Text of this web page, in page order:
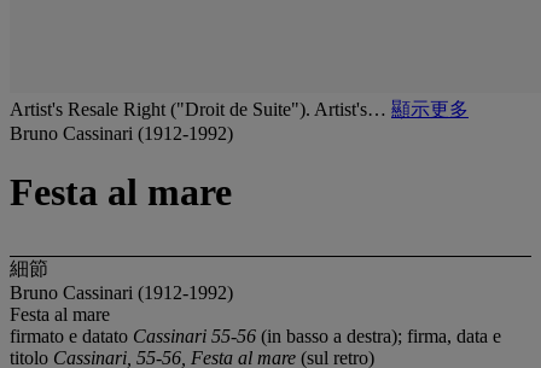
Artist's Resale Right ("Droit de Suite"). Artist's… 顯示更多
Bruno Cassinari (1912-1992)
Festa al mare
細節
Bruno Cassinari (1912-1992)
Festa al mare
firmato e datato Cassinari 55-56 (in basso a destra); firma, data e
titolo Cassinari, 55-56, Festa al mare (sul retro)